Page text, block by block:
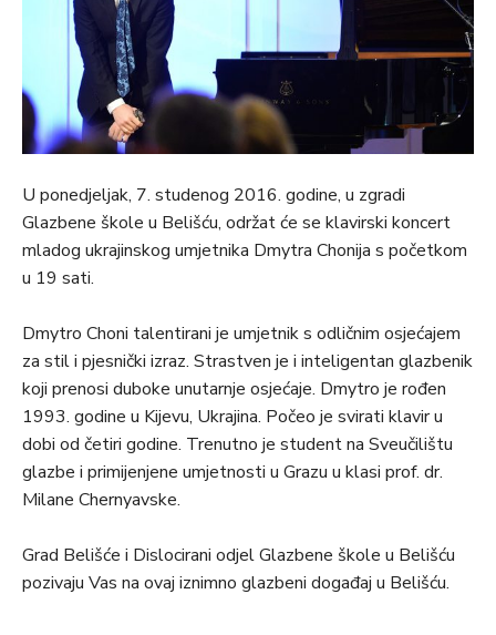
U ponedjeljak, 7. studenog 2016. godine, u zgradi
Glazbene škole u Belišću, održat će se klavirski koncert
mladog ukrajinskog umjetnika Dmytra Chonija s početkom
u 19 sati.
Dmytro Choni talentirani je umjetnik s odličnim osjećajem
za stil i pjesnički izraz. Strastven je i inteligentan glazbenik
koji prenosi duboke unutarnje osjećaje. Dmytro je rođen
1993. godine u Kijevu, Ukrajina. Počeo je svirati klavir u
dobi od četiri godine. Trenutno je student na Sveučilištu
glazbe i primijenjene umjetnosti u Grazu u klasi prof. dr.
Milane Chernyavske.
Grad Belišće i Dislocirani odjel Glazbene škole u Belišću
pozivaju Vas na ovaj iznimno glazbeni događaj u Belišću.